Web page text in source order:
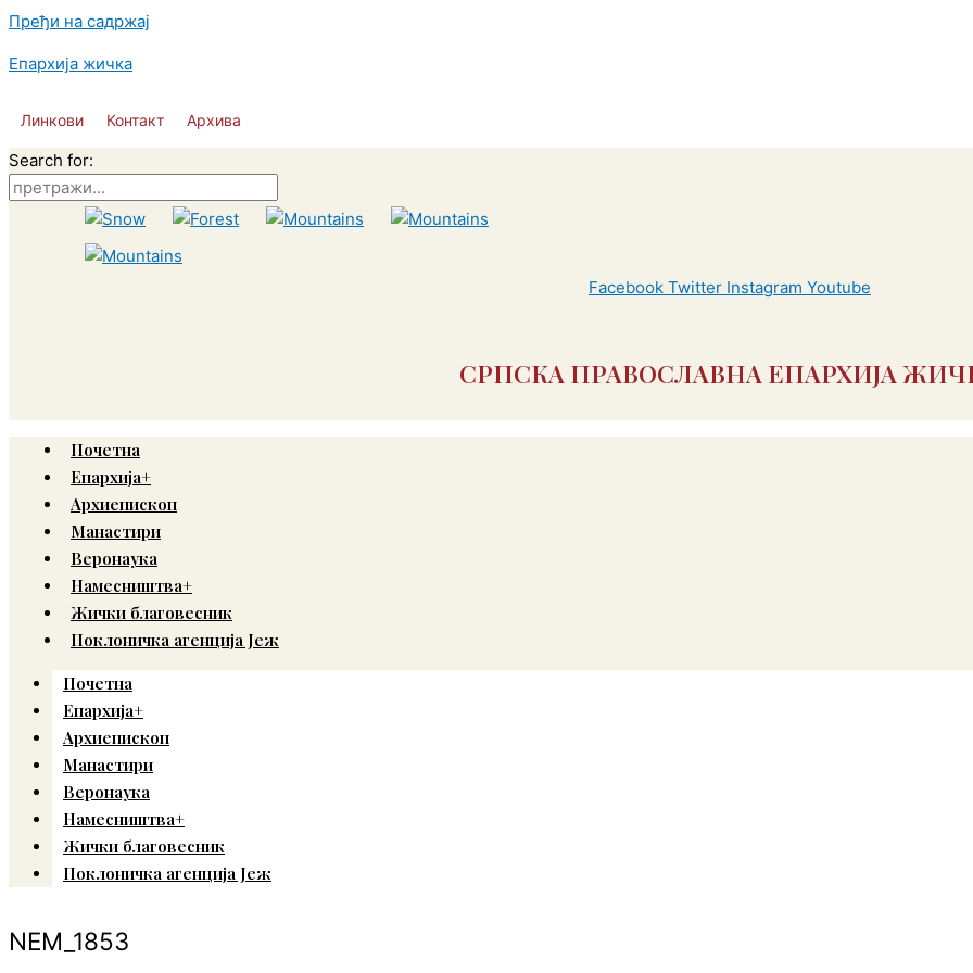
Пређи на садржај
Епархија жичка
Линкови Контакт Архива
Search for:
Facebook Twitter Instagram Youtube
СРПСКА ПРАВОСЛАВНА ЕПАРХИЈА
Почетна
Епархија+
Архиепископ
Манастири
Веронаука
Намесништва+
Жички благовесник
Поклоничка агенција Јеж
Почетна
Епархија+
Архиепископ
Манастири
Веронаука
Намесништва+
Жички благовесник
Поклоничка агенција Јеж
NEM_1853